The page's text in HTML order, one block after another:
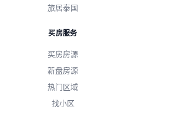
旅居泰国
买房服务
买房房源
新盘房源
热门区域
找小区